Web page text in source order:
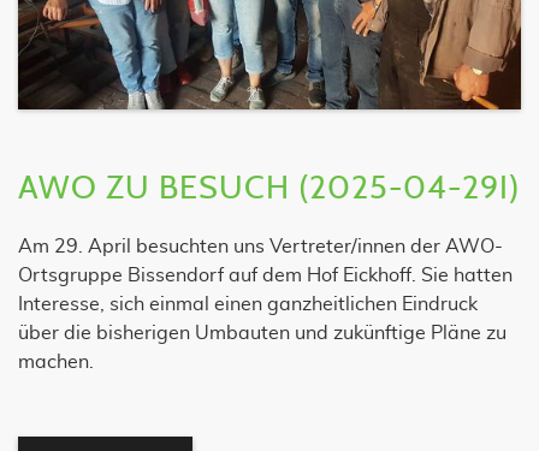
AWO ZU BESUCH (2025-04-29I)
Am 29. April besuchten uns Vertreter/innen der AWO-
Ortsgruppe Bissendorf auf dem Hof Eickhoff. Sie hatten
Interesse, sich einmal einen ganzheitlichen Eindruck
über die bisherigen Umbauten und zukünftige Pläne zu
machen.